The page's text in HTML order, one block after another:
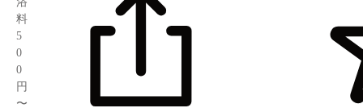
料
5
0
0
円
〜